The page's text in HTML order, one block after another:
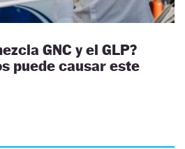
GNC y el GLP?
puede causar este